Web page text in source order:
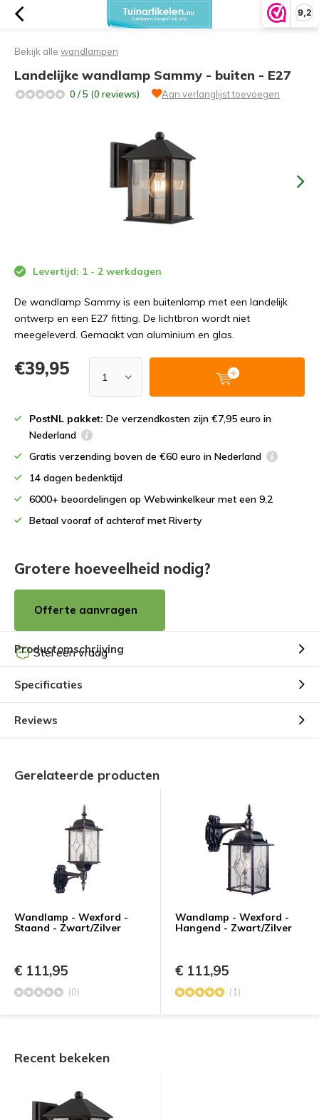
9,2
Bekijk alle wandlampen
Landelijke wandlamp Sammy - buiten - E27
0 / 5 (0 reviews) Aan verlanglijst toevoegen
Levertijd: 1 - 2 werkdagen
De wandlamp Sammy is een buitenlamp met een landelijk
ontwerp en een E27 fitting. De lichtbron wordt niet
meegeleverd. Gemaakt van aluminium en glas.
€39,95
PostNL pakket: De verzendkosten zijn €7,95 euro in
Nederland
Gratis verzending boven de €60 euro in Nederland
14 dagen bedenktijd
6000+ beoordelingen op Webwinkelkeur met een 9,2
Betaal vooraf of achteraf met Riverty
Grotere hoeveelheid nodig?
Offerte aanvragen
Stel een vraag
Productomschrijving
Specificaties
Reviews
Gerelateerde producten
Wandlamp - Wexford -
Staand - Zwart/Zilver
€ 111,95
(0)
Wandlamp - Wexford -
Hangend - Zwart/Zilver
€ 111,95
(1)
Recent bekeken